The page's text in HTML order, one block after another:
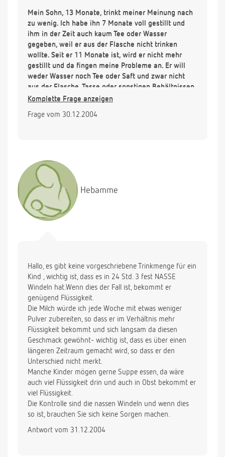
Mein Sohn, 13 Monate, trinkt meiner Meinung nach
zu wenig. Ich habe ihn 7 Monate voll gestillt und
ihm in der Zeit auch kaum Tee oder Wasser
gegeben, weil er aus der Flasche nicht trinken
wollte. Seit er 11 Monate ist, wird er nicht mehr
gestillt und da fingen meine Probleme an. Er will
weder Wasser noch Tee oder Saft und zwar nicht
aus der Flasche, Tasse oder sonstigen Behältnissen.
Ich habe Angst er bekommt zu wenig Flüssigkeit.
Milch und damit er etwas mehr trinkt gebe ich ihm
Habt ihr vielleicht eine Anregung für mich was ich
noch probieren kann?? Und wieviel müsste er in
seinem Alter trinken???
Vielen Dank für die Antwort.....
Komplette Frage anzeigen
Frage vom 30.12.2004
Hebamme
Hallo, es gibt keine vorgeschriebene Trinkmenge für ein
Kind , wichtig ist, dass es in 24 Std. 3 fest NASSE
Windeln hat.Wenn dies der Fall ist, bekommt er
genügend Flüssigkeit.
Die Milch würde ich jede Woche mit etwas weniger
Pulver zubereiten, so dass er im Verhältnis mehr
Flüssigkeit bekommt und sich langsam da diesen
Geschmack gewöhnt- wichtig ist, dass es über einen
längeren Zeitraum gemacht wird, so dass er den
Unterschied nicht merkt.
Manche Kinder mögen gerne Suppe essen, da wäre
auch viel Flüssigkeit drin und auch in Obst bekommt er
viel Flüssigkeit.
Die Kontrolle sind die nassen Windeln und wenn dies
so ist, brauchen Sie sich keine Sorgen machen.
Antwort vom 31.12.2004